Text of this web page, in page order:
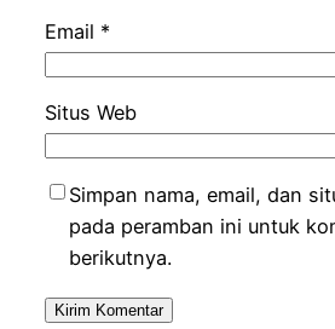
Email *
Situs Web
Simpan nama, email, dan
pada peramban ini untuk
berikutnya.